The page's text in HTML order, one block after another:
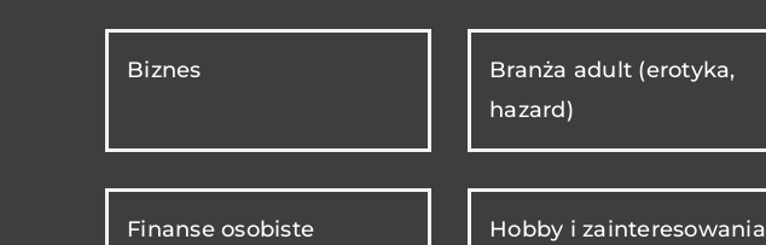
Biznes
Branża adult (erotyka,
hazard)
Finanse osobiste Hobby i zainteresowania